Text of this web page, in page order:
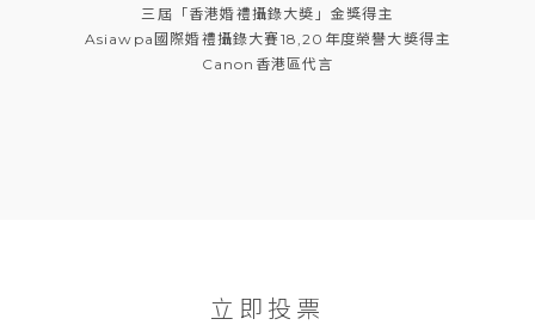
三屆「香港婚禮攝錄大奬」金獎得主
Asiawpa國際婚禮攝錄大賽18,20年度榮譽大奬得主
Canon香港區代言
立即投票